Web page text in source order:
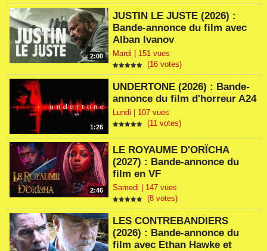
2:00
JUSTIN LE JUSTE (2026) :
Bande-annonce du film avec
Alban Ivanov
Mardi | 151 vues
(16 votes)
1:26
UNDERTONE (2026) : Bande-
annonce du film d'horreur A24
Lundi | 107 vues
(11 votes)
2:46
LE ROYAUME D'ORÏCHA
(2027) : Bande-annonce du
film en VF
Samedi | 147 vues
(8 votes)
LES CONTREBANDIERS
(2026) : Bande-annonce du
film avec Ethan Hawke et